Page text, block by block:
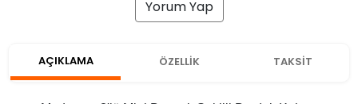
Yorum Yap
AÇIKLAMA ÖZELLİK TAKSİT